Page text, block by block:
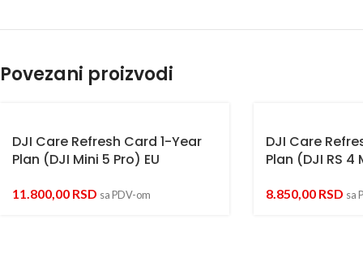
Povezani proizvodi
DJI Care Refresh Card 1-Year
Plan (DJI Mini 5 Pro) EU
11.800,00 RSD sa PDV-om
DJI Care
Plan (DJI RS 4
8.850,00 RSD sa